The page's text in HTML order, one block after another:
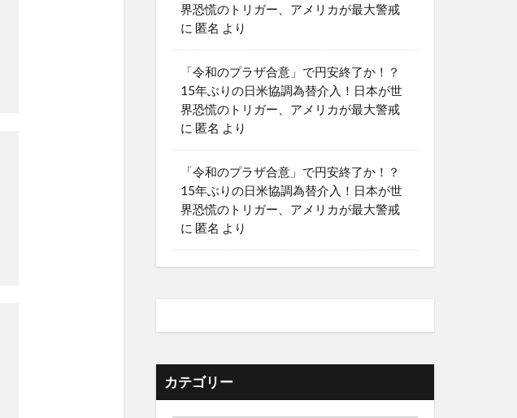
界恐慌のトリガー、アメリカが最大警戒
に 匿名 より
「令和のプラザ合意」で円安終了か！？
15年ぶりの日米協調為替介入！日本が世
界恐慌のトリガー、アメリカが最大警戒
に 匿名 より
「令和のプラザ合意」で円安終了か！？
15年ぶりの日米協調為替介入！日本が世
界恐慌のトリガー、アメリカが最大警戒
に 匿名 より
カテゴリー